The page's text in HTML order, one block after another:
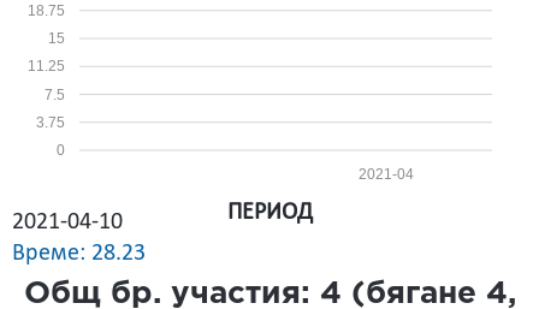
0
3.75
7.5
11.25
15
18.75
2021-04
2021-04-10
Време: 28.23
ПЕРИОД
Общ бр. участия: 4 (бягане 4,